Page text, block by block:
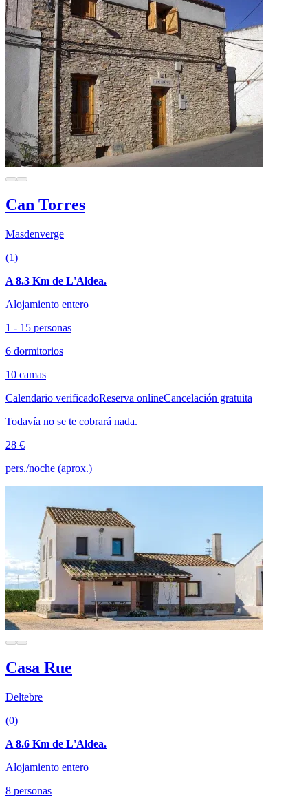
Can Torres
Masdenverge
(1)
A 8.3 Km de L'Aldea.
Alojamiento entero
1 - 15 personas
6 dormitorios
10 camas
Calendario verificadoReserva onlineCancelación gratuita
Todavía no se te cobrará nada.
28 €
pers./noche (aprox.)
Casa Rue
Deltebre
(0)
A 8.6 Km de L'Aldea.
Alojamiento entero
8 personas